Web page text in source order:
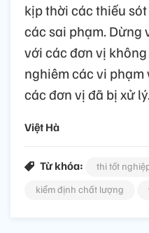
kịp thời các thiếu
các sai phạm. Dừng
với các đơn vị
nghiêm các vi
các đơn vị đã bị xử
Việt Hà
Từ khóa:
thi tốt
kiểm định chất lượng